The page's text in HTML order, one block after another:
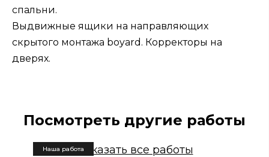
спальни.
Выдвижные ящики на направляющих
скрытого монтажа boyard. Корректоры на
дверях.
Посмотреть другие работы
Показать все работы
Наша работа